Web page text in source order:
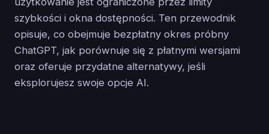
szybkości i okna dostępności. Ten przewodnik
opisuje, co obejmuje bezpłatny okres próbny
ChatGPT, jak porównuje się z płatnymi wersjami
oraz oferuje przydatne alternatywy, jeśli
eksplorujesz swoje opcje AI.